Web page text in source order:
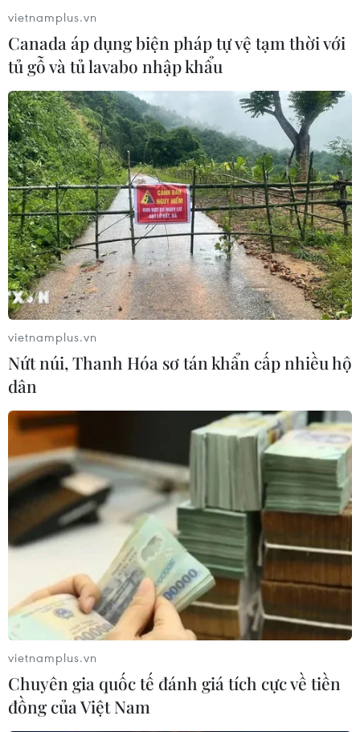
vietnamplus.vn
Canada áp dụng biện pháp tự vệ tạm thời với
tủ gỗ và tủ lavabo nhập khẩu
vietnamplus.vn
Nứt núi, Thanh Hóa sơ tán khẩn cấp nhiều hộ
dân
vietnamplus.vn
Chuyên gia quốc tế đánh giá tích cực về tiền
đồng của Việt Nam